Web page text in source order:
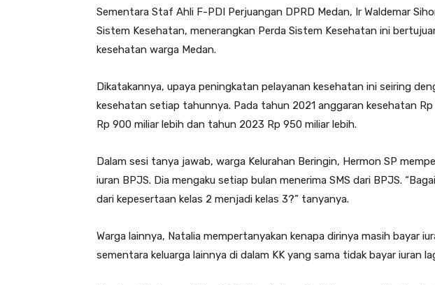
Sementara Staf Ahli F-PDI Perjuangan DPRD Medan, Ir Waldemar
Sistem Kesehatan, menerangkan Perda Sistem Kesehatan ini
kesehatan warga Medan.
Dikatakannya, upaya peningkatan pelayanan kesehatan ini seiring
kesehatan setiap tahunnya. Pada tahun 2021 anggaran kesehatan
Rp 900 miliar lebih dan tahun 2023 Rp 950 miliar lebih.
Dalam sesi tanya jawab, warga Kelurahan Beringin, Hermon SP
iuran BPJS. Dia mengaku setiap bulan menerima SMS dari BPJS.
dari kepesertaan kelas 2 menjadi kelas 3?” tanyanya.
Warga lainnya, Natalia mempertanyakan kenapa dirinya masih bayar
sementara keluarga lainnya di dalam KK yang sama tidak bayar iuran